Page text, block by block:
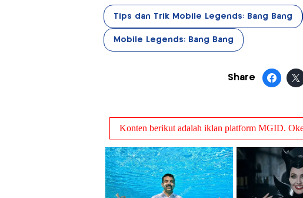
Tips dan Trik Mobile Legends: Bang Bang
Mobile Legends: Bang Bang
Share